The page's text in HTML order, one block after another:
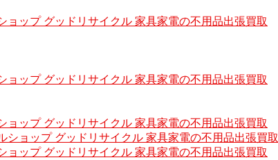
ョップ グッドリサイクル 家具家電の不用品出張買取
ョップ グッドリサイクル 家具家電の不用品出張買取
ョップ グッドリサイクル 家具家電の不用品出張買取
ショップ グッドリサイクル 家具家電の不用品出張買取
ョップ グッドリサイクル 家具家電の不用品出張買取